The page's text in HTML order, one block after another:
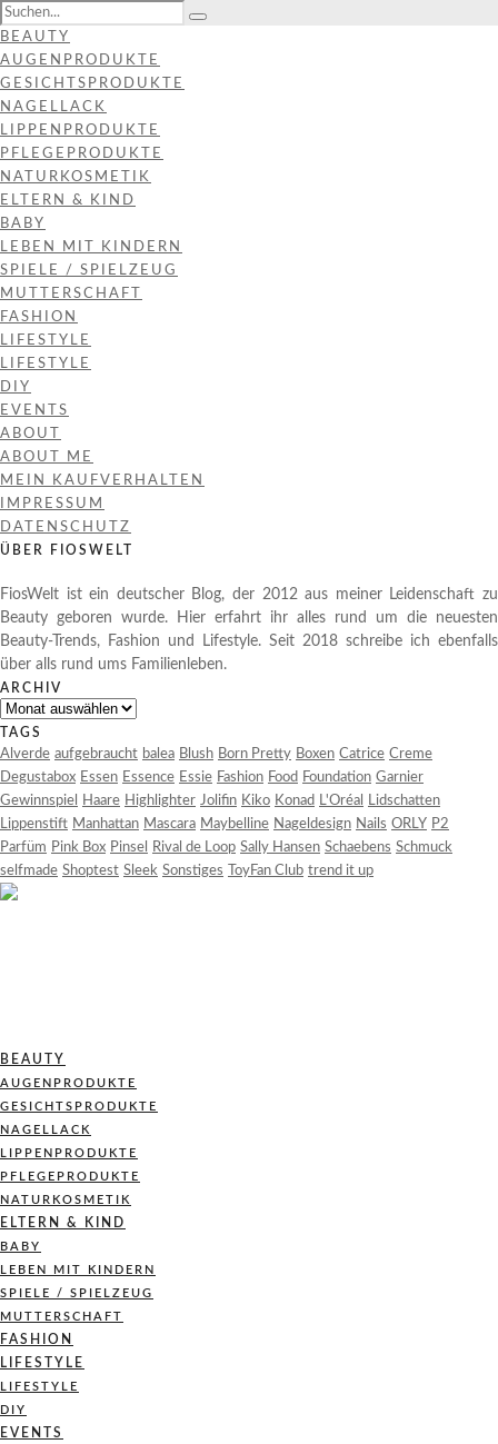
BEAUTY
AUGENPRODUKTE
GESICHTSPRODUKTE
NAGELLACK
LIPPENPRODUKTE
PFLEGEPRODUKTE
NATURKOSMETIK
ELTERN & KIND
BABY
LEBEN MIT KINDERN
SPIELE / SPIELZEUG
MUTTERSCHAFT
FASHION
LIFESTYLE
LIFESTYLE
DIY
EVENTS
ABOUT
ABOUT ME
MEIN KAUFVERHALTEN
IMPRESSUM
DATENSCHUTZ
ÜBER FIOSWELT
FiosWelt ist ein deutscher Blog, der 2012 aus meiner Leidenschaft zu
Beauty geboren wurde. Hier erfahrt ihr alles rund um die neuesten
Beauty-Trends, Fashion und Lifestyle. Seit 2018 schreibe ich ebenfalls
über alls rund ums Familienleben.
ARCHIV
Archiv
TAGS
Alverde aufgebraucht balea Blush Born Pretty Boxen Catrice Creme
Degustabox Essen Essence Essie Fashion Food Foundation Garnier
Gewinnspiel
Haare Highlighter Jolifin Kiko Konad L'Oréal
Lidschatten
Lippenstift Manhattan Mascara Maybelline Nageldesign Nails ORLY P2
Parfüm Pink Box Pinsel Rival de Loop Sally Hansen Schaebens Schmuck
selfmade Shoptest Sleek Sonstiges ToyFan Club trend it up
BEAUTY
AUGENPRODUKTE
GESICHTSPRODUKTE
NAGELLACK
LIPPENPRODUKTE
PFLEGEPRODUKTE
NATURKOSMETIK
ELTERN & KIND
BABY
LEBEN MIT KINDERN
SPIELE / SPIELZEUG
MUTTERSCHAFT
FASHION
LIFESTYLE
LIFESTYLE
DIY
EVENTS